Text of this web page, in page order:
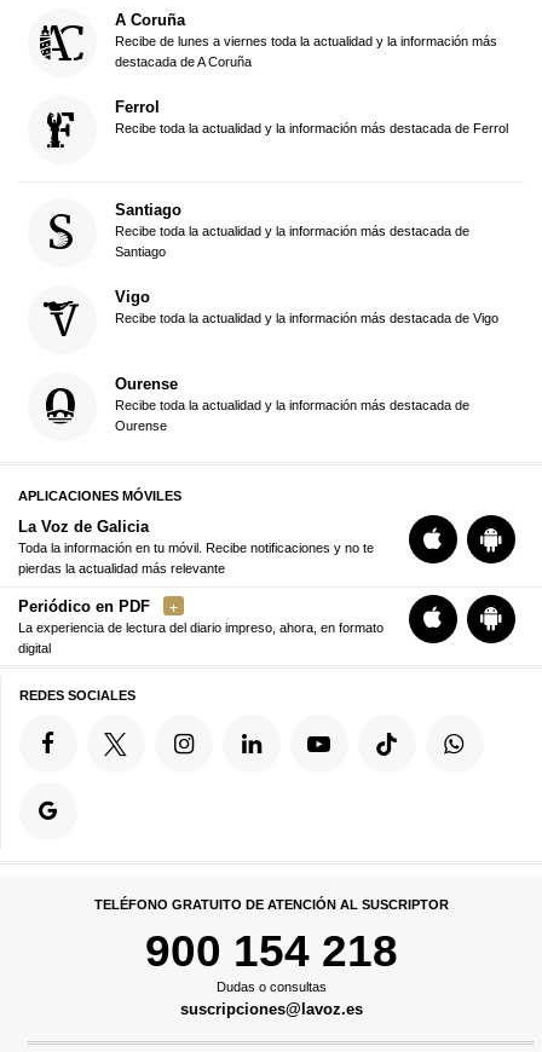
A Coruña
Recibe de lunes a viernes toda la actualidad y la información más
destacada de A Coruña
Ferrol
Recibe toda la actualidad y la información más destacada de Ferrol
Santiago
Recibe toda la actualidad y la información más destacada de
Santiago
Vigo
Recibe toda la actualidad y la información más destacada de Vigo
Ourense
Recibe toda la actualidad y la información más destacada de
Ourense
APLICACIONES MÓVILES
La Voz de Galicia
Toda la información en tu móvil. Recibe notificaciones y no te
pierdas la actualidad más relevante
Periódico en PDF
La experiencia de lectura del diario impreso, ahora, en formato
digital
REDES SOCIALES
TELÉFONO GRATUITO DE ATENCIÓN AL SUSCRIPTOR
900 154 218
Dudas o consultas
suscripciones@lavoz.es